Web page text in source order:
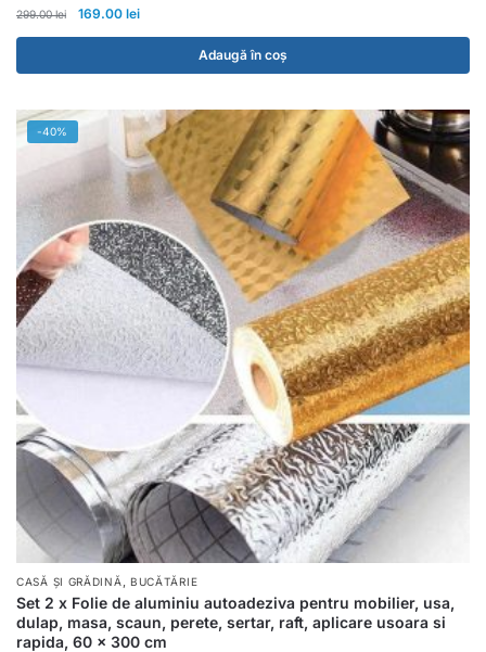
299.00lei 169.00 lei
Adaugă în coș
-40%
CASĂ ȘI GRĂDINĂ , BUCĂTĂRIE
Set 2 x Folie de aluminiu autoadeziva pentru mobilier, usa,
dulap, masa, scaun, perete, sertar, raft, aplicare usoara si
rapida, 60 x 300 cm